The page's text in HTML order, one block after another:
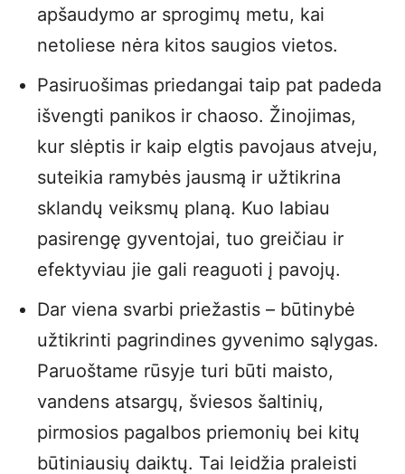
apšaudymo ar sprogimų metu, kai
netoliese nėra kitos saugios vietos.
Pasiruošimas priedangai taip pat padeda
išvengti panikos ir chaoso. Žinojimas,
kur slėptis ir kaip elgtis pavojaus atveju,
suteikia ramybės jausmą ir užtikrina
sklandų veiksmų planą. Kuo labiau
pasirengę gyventojai, tuo greičiau ir
efektyviau jie gali reaguoti į pavojų.
Dar viena svarbi priežastis – būtinybė
užtikrinti pagrindines gyvenimo sąlygas.
Paruoštame rūsyje turi būti maisto,
vandens atsargų, šviesos šaltinių,
pirmosios pagalbos priemonių bei kitų
būtiniausių daiktų. Tai leidžia praleisti